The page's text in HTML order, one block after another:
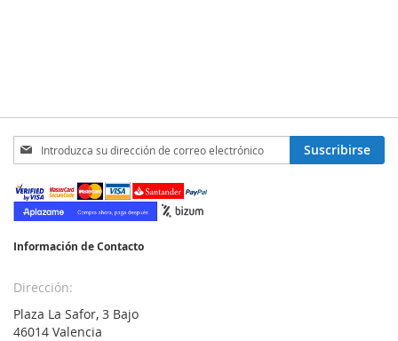
Inscríbase
a
nuestro
boletín
de
Suscribirse
Información de Contacto
Dirección:
Plaza La Safor, 3 Bajo
46014 Valencia